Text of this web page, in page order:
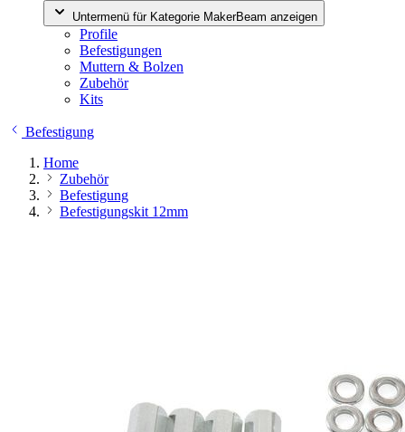
Untermenü für Kategorie MakerBeam anzeigen
Profile
Befestigungen
Muttern & Bolzen
Zubehör
Kits
Befestigung
Home
Zubehör
Befestigung
Befestigungskit 12mm